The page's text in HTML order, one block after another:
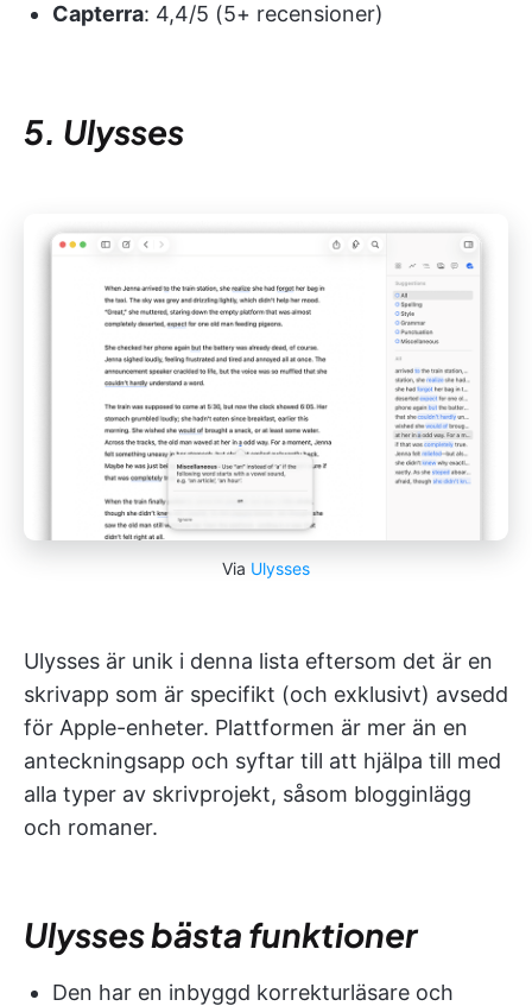
Capterra: 4,4/5 (5+ recensioner)
5. Ulysses
Via Ulysses
Ulysses är unik i denna lista eftersom det är en
skrivapp som är specifikt (och exklusivt) avsedd
för Apple-enheter. Plattformen är mer än en
anteckningsapp och syftar till att hjälpa till med
alla typer av skrivprojekt, såsom blogginlägg
och romaner.
Ulysses bästa funktioner
Den har en inbyggd korrekturläsare och